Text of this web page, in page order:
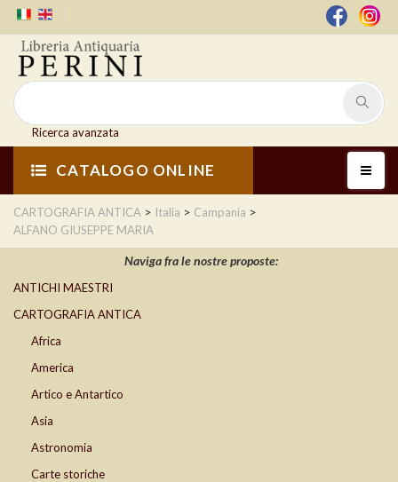
Ricerca avanzata
CATALOGO ONLINE
CARTOGRAFIA ANTICA > Italia > Campania >
ALFANO GIUSEPPE MARIA
Naviga fra le nostre proposte:
ANTICHI MAESTRI
CARTOGRAFIA ANTICA
Africa
America
Artico e Antartico
Asia
Astronomia
Carte storiche